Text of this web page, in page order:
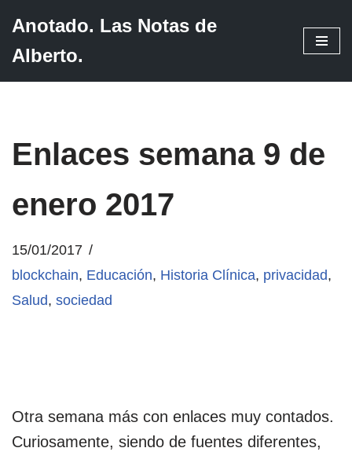
Saltar
Anotado. Las Notas de
Alberto.
Enlaces semana 9 de
enero 2017
15/01/2017
blockchain, Educación, Historia Clínica, privacidad,
Salud, sociedad
Otra semana más con enlaces muy contados.
Curiosamente, siendo de fuentes diferentes,